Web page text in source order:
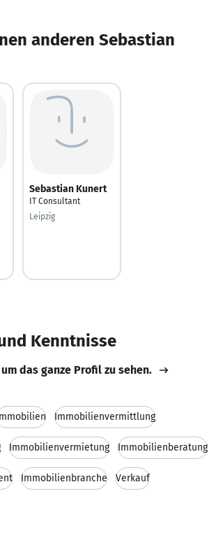
anderen Sebastian
Sebastian Kunert
IT Consultant
Leipzig
Kenntnisse
das ganze Profil zu sehen.
Immobilienvermittlung
Immobilienvermietung Immobilienberatung
Immobilienbranche Verkauf